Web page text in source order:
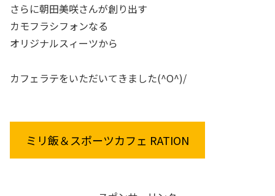
さらに朝田美咲さんが創り出す
カモフラシフォンなる
オリジナルスィーツから
カフェラテをいただいてきました(^O^)/
ミリ飯＆スポーツカフェ RATION